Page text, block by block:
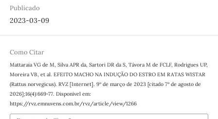
Publicado
2023-03-09
Como Citar
Mattaraia VG de M, Silva APR da, Sartori DR da S, Távora M de FCLF, Rodrigues UP,
Moreira VB, et al. EFEITO MACHO NA INDUÇÃO DO ESTRO EM RATAS WISTAR
(Rattus norvegicus). RVZ [Internet]. 9º de março de 2023 [citado 7º de agosto de
2026];16(4):669-77. Disponível em:
https://rvz.emnuvens.com.br/rvz/article/view/1266